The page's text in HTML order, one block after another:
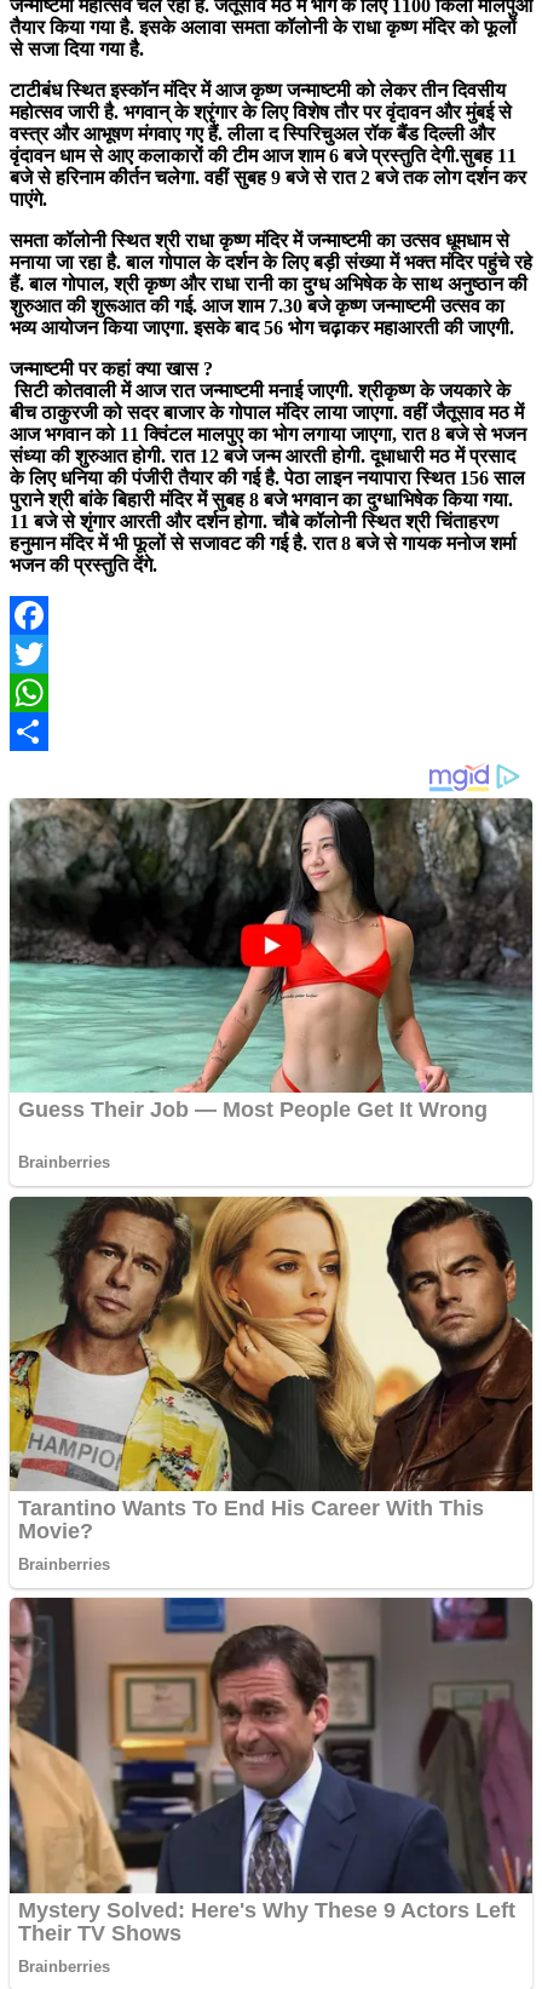
जन्माष्टमी महोत्सव चल रहा है. जैतूसाव मठ में भोग के लिए 1100 किलो मालपुआ
तैयार किया गया है. इसके अलावा समता कॉलोनी के राधा कृष्ण मंदिर को फूलों
से सजा दिया गया है.
टाटीबंध स्थित इस्कॉन मंदिर में आज कृष्ण जन्माष्टमी को लेकर तीन दिवसीय
महोत्सव जारी है. भगवान् के श्रृंगार के लिए विशेष तौर पर वृंदावन और मुंबई से
वस्त्र और आभूषण मंगवाए गए हैं. लीला द स्पिरिचुअल रॉक बैंड दिल्ली और
वृंदावन धाम से आए कलाकारों की टीम आज शाम 6 बजे प्रस्तुति देगी.सुबह 11
बजे से हरिनाम कीर्तन चलेगा. वहीं सुबह 9 बजे से रात 2 बजे तक लोग दर्शन कर
पाएंगे.
समता कॉलोनी स्थित श्री राधा कृष्ण मंदिर में जन्माष्टमी का उत्सव धूमधाम से
मनाया जा रहा है. बाल गोपाल के दर्शन के लिए बड़ी संख्या में भक्त मंदिर पहुंचे रहे
हैं. बाल गोपाल, श्री कृष्ण और राधा रानी का दुग्ध अभिषेक के साथ अनुष्ठान की
शुरुआत की शुरूआत की गई. आज शाम 7.30 बजे कृष्ण जन्माष्टमी उत्सव का
भव्य आयोजन किया जाएगा. इसके बाद 56 भोग चढ़ाकर महाआरती की जाएगी.
जन्माष्टमी पर कहां क्या खास ?
सिटी कोतवाली में आज रात जन्माष्टमी मनाई जाएगी. श्रीकृष्ण के जयकारे के
बीच ठाकुरजी को सदर बाजार के गोपाल मंदिर लाया जाएगा. वहीं जैतूसाव मठ में
आज भगवान को 11 क्विंटल मालपुए का भोग लगाया जाएगा, रात 8 बजे से भजन
संध्या की शुरुआत होगी. रात 12 बजे जन्म आरती होगी. दूधाधारी मठ में प्रसाद
के लिए धनिया की पंजीरी तैयार की गई है. पेठा लाइन नयापारा स्थित 156 साल
पुराने श्री बांके बिहारी मंदिर में सुबह 8 बजे भगवान का दुग्धाभिषेक किया गया.
11 बजे से शृंगार आरती और दर्शन होगा. चौबे कॉलोनी स्थित श्री चिंताहरण
हनुमान मंदिर में भी फूलों से सजावट की गई है. रात 8 बजे से गायक मनोज शर्मा
भजन की प्रस्तुति देंगे.
Facebook
Twitter
WhatsApp